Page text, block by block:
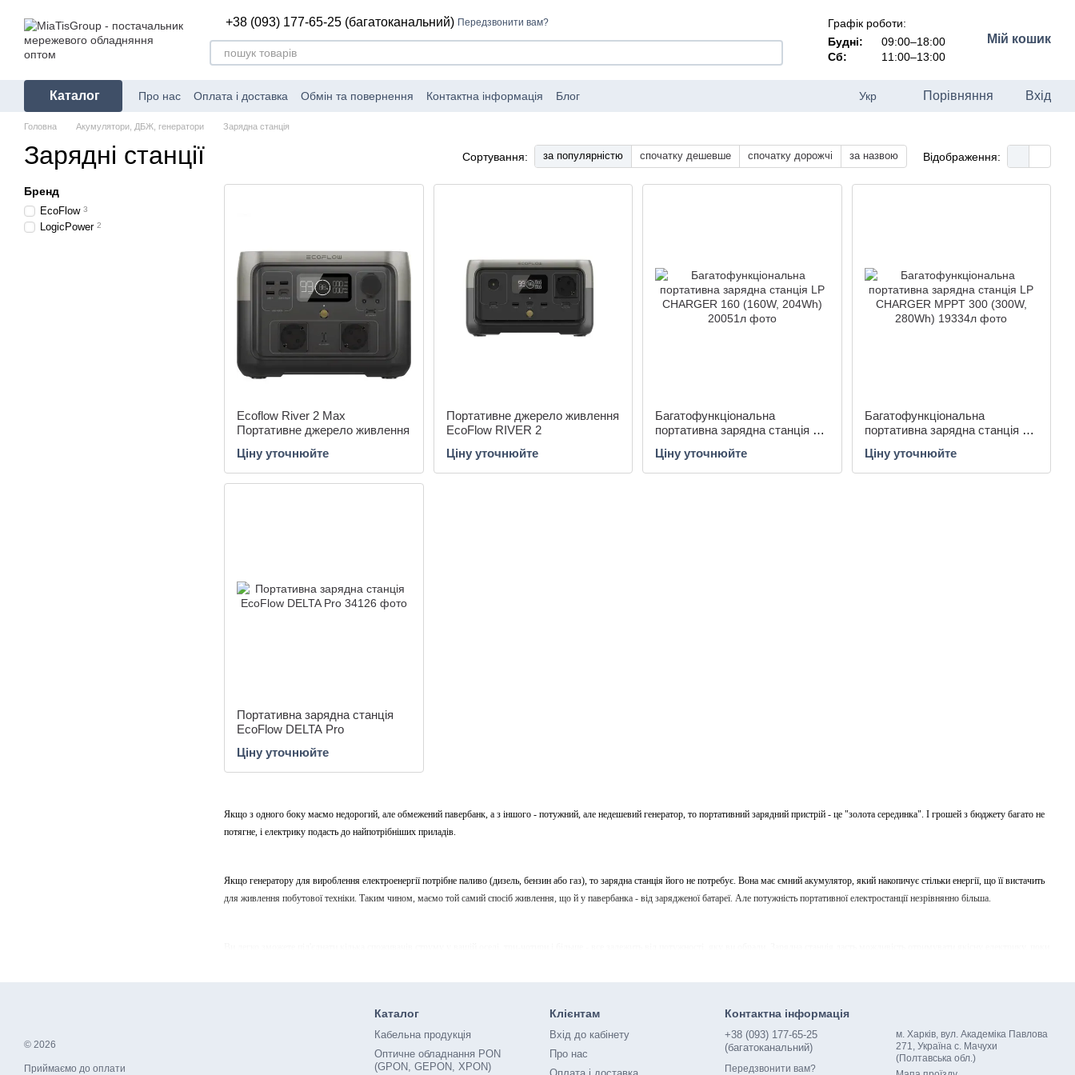
+38 (093) 177-65-25 (багатоканальний) Передзвонити вам?
Графік роботи:
Будні:
09:00–18:00
Сб:
11:00–13:00
Мій кошик
Каталог Про нас Оплата і доставка Обмін та повернення Контактна інформація Блог Укр Порівняння Вхід
Головна Акумулятори, ДБЖ, генератори Зарядна станція
Зарядні станції Сортування: за популярністю спочатку дешевше спочатку дорожчі за назвою Відображення:
Якщо з одного боку маємо недорогий, але обмежений павербанк, а з іншого - потужний, але недешевий генератор, то портативний зарядний пристрій - це "золота серединка". І грошей з бюджету багато не
потягне, і електрику подасть до найпотрібніших приладів.
Якщо генератору для вироблення електроенергії потрібне паливо (дизель, бензин або газ), то зарядна станція його не потребує. Вона має ємний акумулятор, який накопичує стільки енергії, що її вистачить
для живлення побутової техніки. Таким чином, маємо той самий спосіб живлення, що й у павербанка - від зарядженої батареї. Але потужність портативної електростанції незрівнянно більша.
Експлуатація такої станції елементарна. Її потрібно тільки вчасно заряджати, під'єднавши кабелем до розетки. Прилад цей маленький, портативний, його можна використовувати вдома, а можна брати з
собою на природу, риболовлю, в поїздку.
Ecoflow River 2 Maх
Портативне джерело живлення
Ціну уточнюйте
Портативне джерело живлення
EcoFlow RIVER 2
Ціну уточнюйте
Багатофункціональна
портативна зарядна станція LP
Ціну уточнюйте
Багатофункціональна
портативна зарядна станція LP
280Wh)
Ціну уточнюйте
Портативна зарядна станція
EcoFlow DELTA Pro
Ціну уточнюйте
Бренд
EcoFlow 3
LogicPower 2
© 2026
Приймаємо до оплати
Каталог
Кабельна продукція
Оптичне обладнання PON
(GPON, GEPON, XPON)
Клієнтам
Вхід до кабінету
Про нас
Контактна інформація
+38 (093) 177-65-25
(багатоканальний)
Передзвонити вам?
м. Харків, вул. Академіка Павлова
271, Україна с. Мачухи
(Полтавська обл.)